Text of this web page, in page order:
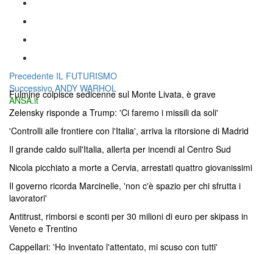
Navigazione
articoli
Precedente Articolo
precedente:
IL FUTURISMO
Successivo Articolo
successivo:
ANDY WARHOL
ANSA.it
Fulmine colpisce sedicenne sul Monte Livata, è grave
Zelensky risponde a Trump: 'Ci faremo i missili da soli'
'Controlli alle frontiere con l'Italia', arriva la ritorsione di Madrid
Il grande caldo sull'Italia, allerta per incendi al Centro Sud
Nicola picchiato a morte a Cervia, arrestati quattro giovanissimi
Il governo ricorda Marcinelle, 'non c'è spazio per chi sfrutta i
lavoratori'
Antitrust, rimborsi e sconti per 30 milioni di euro per skipass in
Veneto e Trentino
Cappellari: 'Ho inventato l'attentato, mi scuso con tutti'